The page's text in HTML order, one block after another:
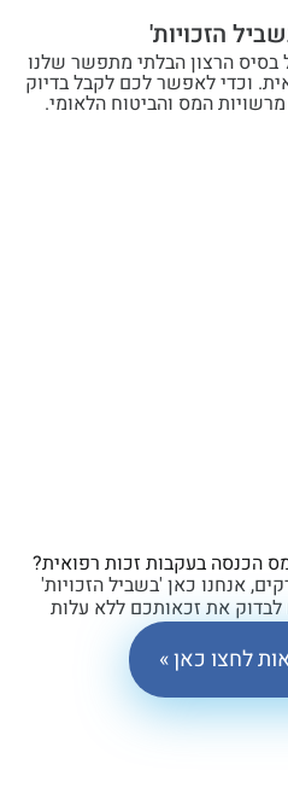
הבלתי מתפשר שלנו
לאפשר לכם לקבל בדיוק
והביטוח הלאומי.
בעקבות זכות רפואית?
כאן 'בשביל הזכויות'
זכאותכם ללא עלות
כאן »